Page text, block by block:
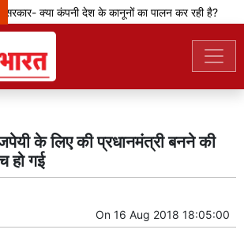
क्या कंपनी देश के कानूनों का पालन कर रही है?
के लिए की प्रधानमंत्री बनने की
हो गई
On 16 Aug 2018 18:05:00